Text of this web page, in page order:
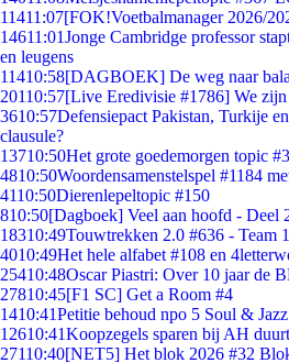
11411:07[FOK!Voetbalmanager 2026/
14611:01Jonge Cambridge professor
en leugens
11410:58[DAGBOEK] De weg naar
20110:57[Live Eredivisie #1786] We zijn
3610:57Defensiepact Pakistan, Turkije
clausule?
13710:50Het grote goedemorgen topic #3
4810:50Woordensamenstelspel #1184
4110:50Dierenlepeltopic #150
810:50[Dagboek] Veel aan hoofd - Deel
18310:49Touwtrekken 2.0 #636 - Team
4010:49Het hele alfabet #108 en
25410:48Oscar Piastri: Over 10 jaar de
27810:45[F1 SC] Get a Room #4
1410:41Petitie behoud npo 5 Soul & Jazz
12610:41Koopzegels sparen bij AH
27110:40[NET5] Het blok 2026 #32